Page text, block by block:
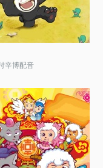
辛博配音